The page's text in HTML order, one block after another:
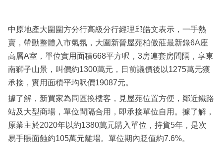
區
中原地產大圍圍方分行高級分行經理邱皓文表示，一手熱
賣，帶動整體入市氣氛，大圍新晉屋苑柏傲莊最新錄6A座
高層A室，單位實用面積668平方呎，3房連套房間隔，享東
南獅子山景，叫價約1300萬元，日前議價後以1275萬元獲
承接，實用面積平均呎價19087元。
據了解，新買家為同區換樓客，見屋苑位置方便，鄰近鐵路
站及大型商場，單位間隔合用，即承接單位自用。據了解，
原業主於2020年以約1380萬元購入單位，持貨5年，是次
易手賬面蝕約105萬元離場。單位期內貶值約7.6%。